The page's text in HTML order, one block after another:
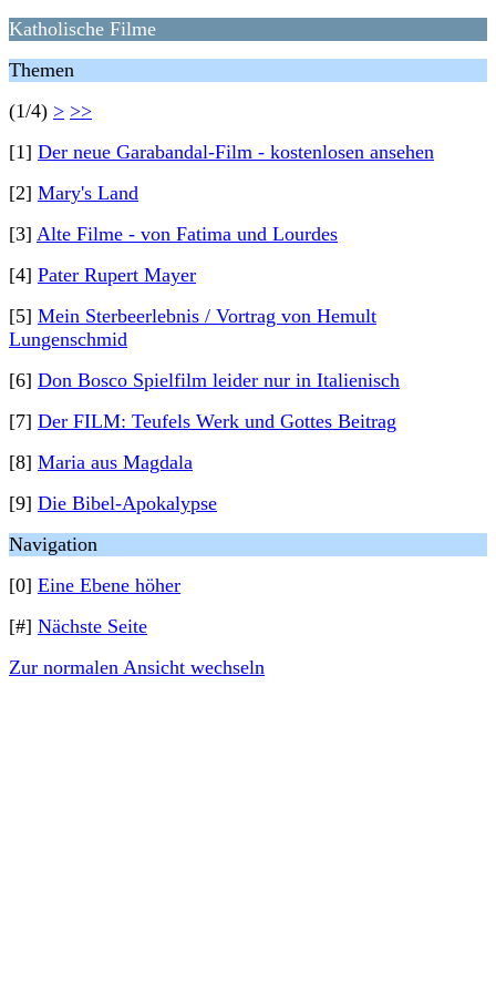
Katholische Filme
Themen
(1/4) > >>
[1] Der neue Garabandal-Film - kostenlosen ansehen
[2] Mary's Land
[3] Alte Filme - von Fatima und Lourdes
[4] Pater Rupert Mayer
[5] Mein Sterbeerlebnis / Vortrag von Hemult
Lungenschmid
[6] Don Bosco Spielfilm leider nur in Italienisch
[7] Der FILM: Teufels Werk und Gottes Beitrag
[8] Maria aus Magdala
[9] Die Bibel-Apokalypse
Navigation
[0] Eine Ebene höher
[#] Nächste Seite
Zur normalen Ansicht wechseln